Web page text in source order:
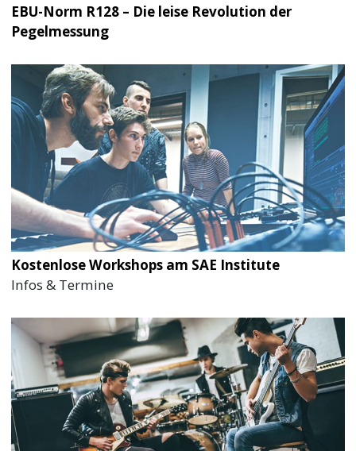
EBU-Norm R128 – Die leise Revolution der
Pegelmessung
Kostenlose Workshops am SAE Institute
Infos & Termine